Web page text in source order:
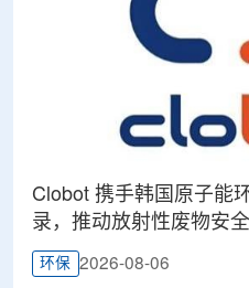
Clobot 携手韩国原子能
录，推动放射性废物安
环保 2026-08-06